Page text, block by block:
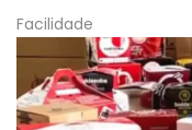
Facilidade